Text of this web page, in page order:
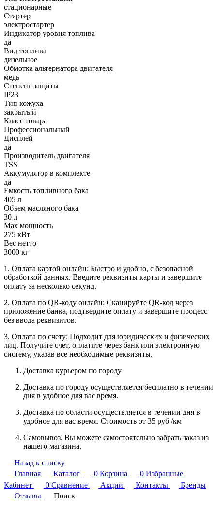
стационарные
Стартер
электростартер
Индикатор уровня топлива
да
Вид топлива
дизельное
Обмотка альтернатора двигателя
медь
Степень защиты
IP23
Тип кожуха
закрытый
Класс товара
Профессиональный
Дисплей
да
Производитель двигателя
TSS
Аккумулятор в комплекте
да
Емкость топливного бака
405 л
Объем масляного бака
30 л
Max мощность
275 кВт
Вес нетто
3000 кг
1. Оплата картой онлайн: Быстро и удобно, с безопасной
обработкой данных. Введите реквизиты карты и завершите
оплату за несколько секунд.
2. Оплата по QR-коду онлайн: Сканируйте QR-код через
приложение банка, подтвердите оплату и завершите процесс
без ввода реквизитов.
3. Оплата по счету: Подходит для юридических и физических
лиц. Получите счет, оплатите через банк или электронную
систему, указав все необходимые реквизиты.
Доставка курьером по городу
Доставка по городу осуществляется бесплатно в течении
дня в удобное для вас время.
Доставка по области осуществляется в течении дня в
удобное для вас время. Стоимость от 35 руб./км
Самовывоз. Вы можете самостоятельно забрать заказ из
нашего магазина.
Назад к списку
Главная
Каталог 0 Корзина 0 Избранные
Кабинет
0 Сравнение Акции Контакты
Бренды
Отзывы
Поиск